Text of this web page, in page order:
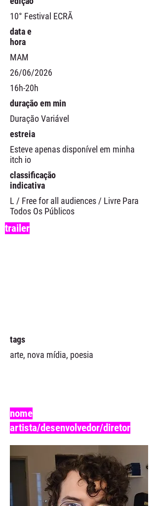
10° Festival ECRÃ
data e
hora
MAM
26/06/2026
16h-20h
duração em min
Duração Variável
estreia
Esteve apenas disponível em minha
itch io
classificação
indicativa
L / Free for all audiences / Livre Para
Todos Os Públicos
trailer
tags
arte, nova mídia, poesia
nome
artista/desenvolvedor/diretor